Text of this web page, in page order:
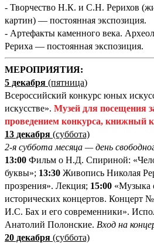
- Творчество Н.К. и С.Н. Рерихов
картин) — постоянная экспозиция.
- Артефакты каменного века.
Рериха — постоянная экспозиция.
МЕРОПРИЯТИЯ:
5 декабря (пятница)
Всероссийский конкурс юных
искусстве». Музей для посещения
проведением конкурса, книжный
13 декабря (суббота)
2-я суббота месяца — день
13:00 Фильм о Н.Д. Спириной:
буквы»; 13:30 Живопись Николая
прозрения». Лекция; 15:00 «Музыка
исторических концертов. Концерт
И.С. Бах и его современники».
Анатолий Полонские. Вход на
20 декабря (суббота)